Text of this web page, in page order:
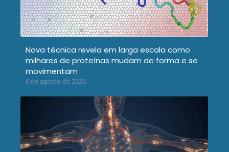
Nova técnica revela em larga escala como
milhares de proteínas mudam de forma e se
movimentam
6 de agosto de 2026